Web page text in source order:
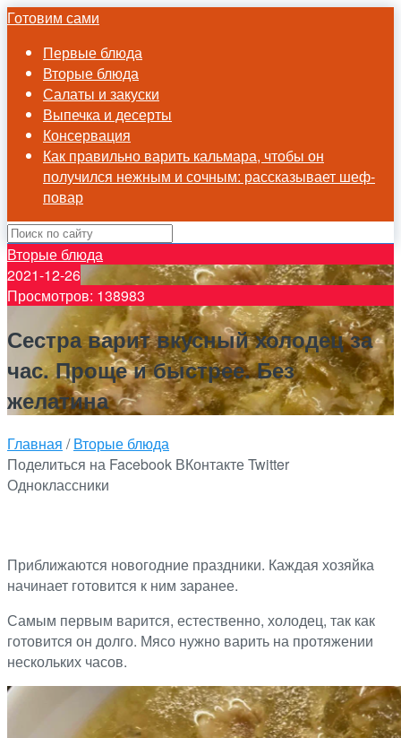
Готовим сами
Первые блюда
Вторые блюда
Салаты и закуски
Выпечка и десерты
Консервация
Как правильно варить кальмара, чтобы он
получился нежным и сочным: рассказывает шеф-
повар
Вторые блюда
2021-12-26
Просмотров: 138983
Сестра варит вкусный холодец за
час. Проще и быстрее. Без
желатина
Главная /Вторые блюда
Поделиться на Facebook ВКонтактеTwitter
Одноклассники
Приближаются новогодние праздники. Каждая хозяйка
начинает готовится к ним заранее.
Самым первым варится, естественно, холодец, так как
готовится он долго. Мясо нужно варить на протяжении
нескольких часов.